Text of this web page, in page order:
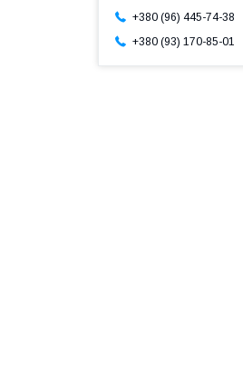
+380 (96) 445-74-38
+380 (93) 170-85-01